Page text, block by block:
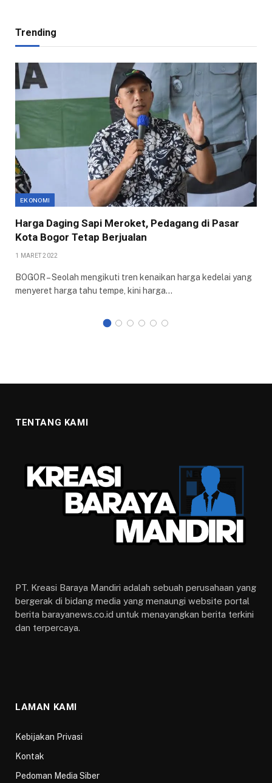
Trending
EKONOMI
Harga Daging Sapi Meroket, Pedagang di Pasar
Kota Bogor Tetap Berjualan
1 MARET 2022
BOGOR – Seolah mengikuti tren kenaikan harga kedelai yang
menyeret harga tahu tempe, kini harga…
TENTANG KAMI
PT. Kreasi Baraya Mandiri adalah sebuah perusahaan yang
bergerak di bidang media yang menaungi website portal
berita barayanews.co.id untuk menayangkan berita terkini
dan terpercaya.
LAMAN KAMI
Kebijakan Privasi
Kontak
Pedoman Media Siber